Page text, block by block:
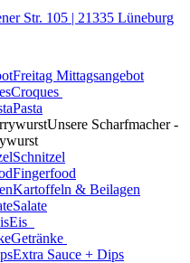
Str. 105 | 21335 Lüneburg
Freitag Mittagsangebot
Croques
Pasta
Unsere Scharfmacher -
Schnitzel
Fingerfood
Kartoffeln & Beilagen
Salate
Eis
Getränke
Extra Sauce + Dips